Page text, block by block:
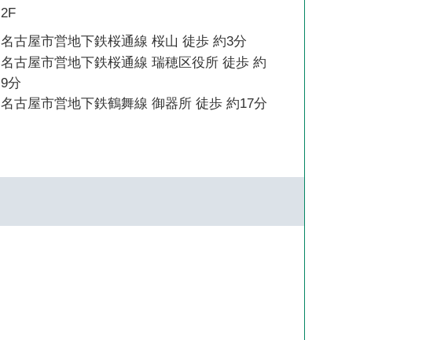
2F
名古屋市営地下鉄桜通線 桜山 徒歩 約3分
名古屋市営地下鉄桜通線 瑞穂区役所 徒歩 約
9分
名古屋市営地下鉄鶴舞線 御器所 徒歩 約17分